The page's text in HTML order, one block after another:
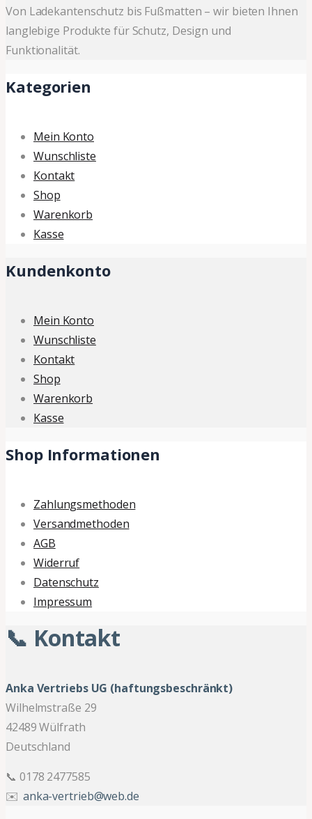
Von Ladekantenschutz bis Fußmatten – wir bieten Ihnen
langlebige Produkte für Schutz, Design und
Funktionalität.
Kategorien
Mein Konto
Wunschliste
Kontakt
Shop
Warenkorb
Kasse
Kundenkonto
Mein Konto
Wunschliste
Kontakt
Shop
Warenkorb
Kasse
Shop Informationen
Zahlungsmethoden
Versandmethoden
AGB
Widerruf
Datenschutz
Impressum
📞 Kontakt
Anka Vertriebs UG (haftungsbeschränkt)
Wilhelmstraße 29
42489 Wülfrath
Deutschland
📞 0178 2477585
✉️ anka-vertrieb@web.de